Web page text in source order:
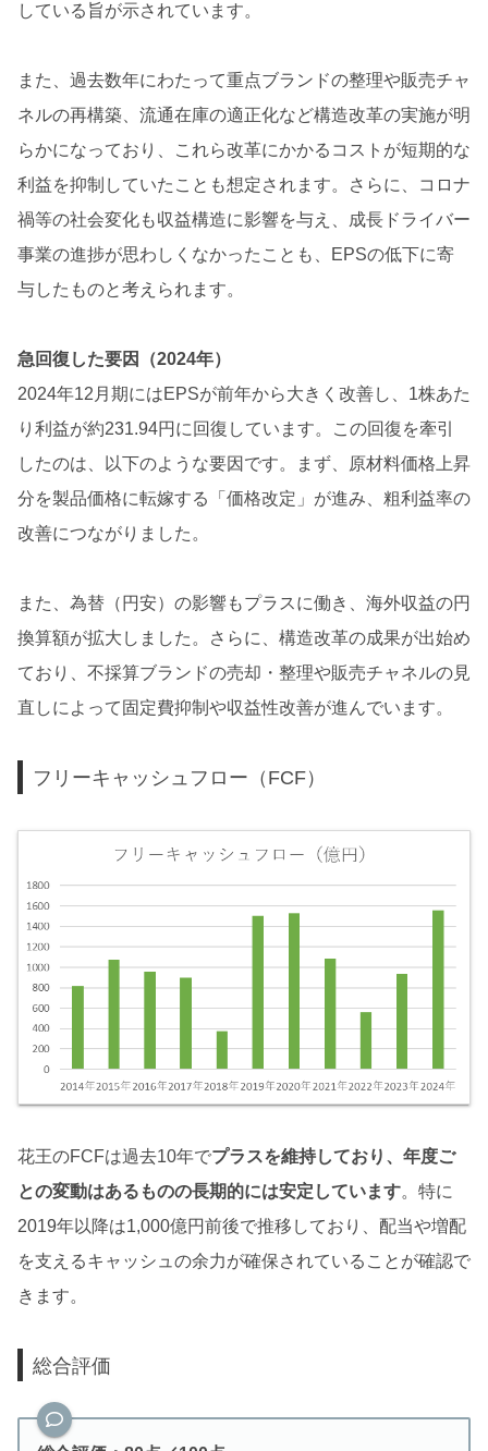
している旨が示されています。
また、過去数年にわたって重点ブランドの整理や販売チャ
ネルの再構築、流通在庫の適正化など構造改革の実施が明
らかになっており、これら改革にかかるコストが短期的な
利益を抑制していたことも想定されます。さらに、コロナ
禍等の社会変化も収益構造に影響を与え、成長ドライバー
事業の進捗が思わしくなかったことも、EPSの低下に寄
与したものと考えられます。
急回復した要因（2024年）
2024年12月期にはEPSが前年から大きく改善し、1株あた
り利益が約231.94円に回復しています。この回復を牽引
したのは、以下のような要因です。まず、原材料価格上昇
分を製品価格に転嫁する「価格改定」が進み、粗利益率の
改善につながりました。
また、為替（円安）の影響もプラスに働き、海外収益の円
換算額が拡大しました。さらに、構造改革の成果が出始め
ており、不採算ブランドの売却・整理や販売チャネルの見
直しによって固定費抑制や収益性改善が進んでいます。
フリーキャッシュフロー（FCF）
花王のFCFは過去10年でプラスを維持しており、年度ご
との変動はあるものの長期的には安定しています。特に
2019年以降は1,000億円前後で推移しており、配当や増配
を支えるキャッシュの余力が確保されていることが確認で
きます。
総合評価